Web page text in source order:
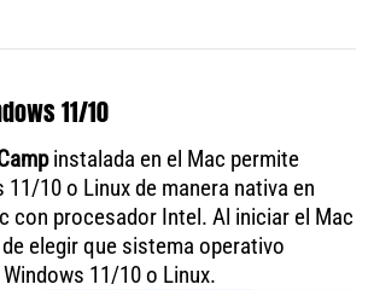
11/10
instalada en el Mac permite
11/10 o Linux de manera nativa en
con procesador Intel. Al iniciar el Mac
elegir que sistema operativo
11/10 o Linux.